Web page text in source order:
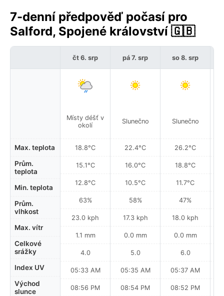
7-denní předpověď počasí pro
Salford, Spojené království 🇬🇧
Max. teplota
Prům.
teplota
Min. teplota
Prům.
vlhkost
Max. vítr
Celkové
srážky
Index UV
Východ
slunce
čt 6. srp
Místy déšť v
okolí
18.8°C
15.1°C
12.8°C
63%
23.0 kph
1.1 mm
4.0
05:33 AM
08:56 PM
pá 7. srp
Slunečno
22.4°C
16.0°C
10.5°C
58%
17.3 kph
0.0 mm
5.0
05:35 AM
08:54 PM
so 8. srp
Slunečno
26.2°C
18.8°C
11.7°C
47%
18.0 kph
0.0 mm
6.0
05:37 AM
08:52 PM